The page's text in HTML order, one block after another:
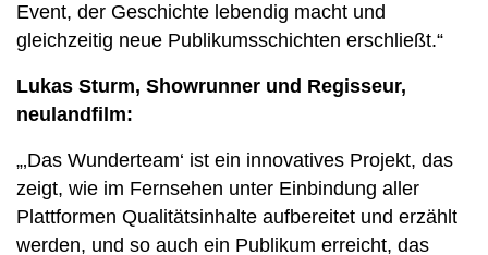
Event, der Geschichte lebendig macht und
gleichzeitig neue Publikumsschichten erschließt.“
Lukas Sturm, Showrunner und Regisseur,
neulandfilm:
„‚Das Wunderteam‘ ist ein innovatives Projekt, das
zeigt, wie im Fernsehen unter Einbindung aller
Plattformen Qualitätsinhalte aufbereitet und erzählt
werden, und so auch ein Publikum erreicht, das